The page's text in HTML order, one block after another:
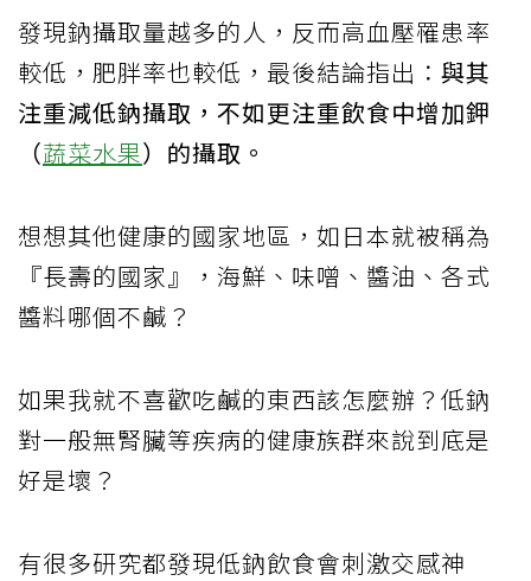
發現鈉攝取量越多的人，反而高血壓罹患率
較低，肥胖率也較低，最後結論指出： 與其
注重減低鈉攝取，不如更注重飲食中增加鉀
（蔬菜水果）的攝取。
想想其他健康的國家地區，如日本就被稱為
『長壽的國家』，海鮮、味噌、醬油、各式
醬料哪個不鹹？
如果我就不喜歡吃鹹的東西該怎麼辦？低鈉
對一般無腎臟等疾病的健康族群來說到底是
好是壞？
有很多研究都發現低鈉飲食會刺激交感神